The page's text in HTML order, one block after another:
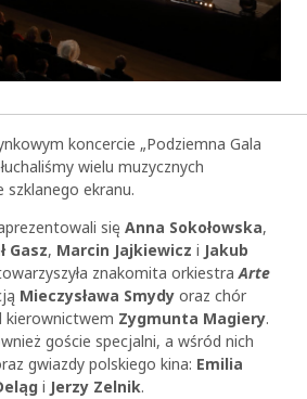
koncercie „Podziemna Gala
wielu muzycznych
ekranu.
się Anna Sokołowska,
Gasz, Marcin Jajkiewicz i Jakub
znakomita orkiestraArte
Mieczysława Smydyoraz chór
Zygmunta Magiery.
goście specjalni, a wśród nich
gwiazdy polskiego kina: Emilia
i Jerzy Zelnik.